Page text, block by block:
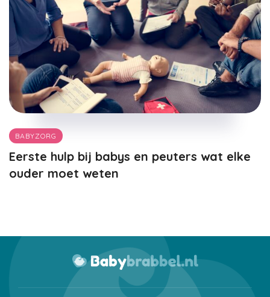
BABYZORG
Eerste hulp bij babys en peuters wat elke
ouder moet weten